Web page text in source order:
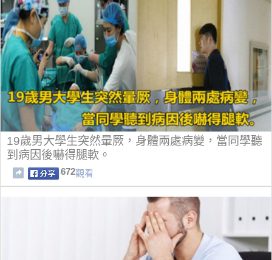
19歲男大學生突然暈厥，身體兩處病變，當同學聽
到病因後嚇得腿軟。
672觀看